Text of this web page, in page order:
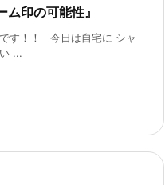
ム印の可能性』
す！！ 今日は自宅に シャ
...